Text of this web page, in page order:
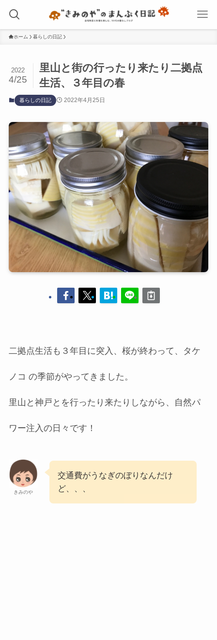
ホーム 暮らしの日記
里山と街の行ったり来たり二拠点
生活、３年目の春
2022
4/25
暮らしの日記 2022年4月25日
二拠点生活も３年目に突入、桜が終わって、タケ
ノコ の季節がやってきました。
里山と神戸とを行ったり来たりしながら、自然パ
ワー注入の日々です！
きみのや
交通費がうなぎのぼりなんだけ
ど、、、